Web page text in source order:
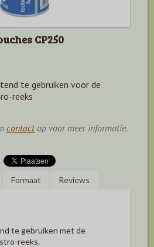
CP250
te gebruiken voor de
reeks
contactop voor meer informatie.
Formaat Reviews
te gebruiken met de
reeks.